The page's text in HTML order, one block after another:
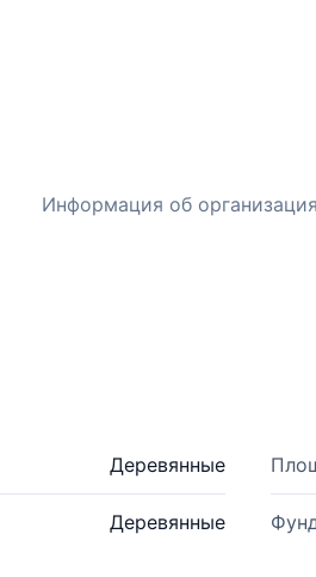
Информация об
Деревянные
Деревянные